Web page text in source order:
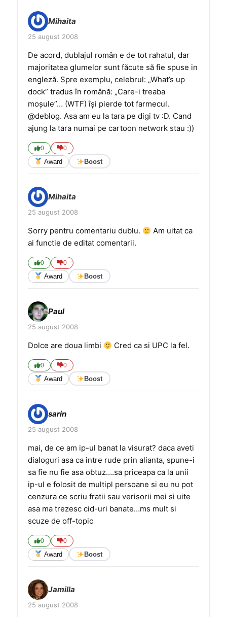
Mihaita
25 august 2008
De acord, dublajul român e de tot rahatul, dar
majoritatea glumelor sunt făcute să fie spuse in
engleză. Spre exemplu, celebrul: „What’s up
dock” tradus în română: „Care-i treaba
moşule”… (WTF) îşi pierde tot farmecul.
@deblog. Asa am eu la tara pe digi tv :D. Cand
ajung la tara numai pe cartoon network stau :))
0 0
Award Boost
Mihaita
25 august 2008
Sorry pentru comentariu dublu.
Am uitat ca
ai functie de editat comentarii.
0 0
Award Boost
Paul
25 august 2008
Dolce are doua limbi Cred ca si UPC la fel.
0 0
Award Boost
sarin
25 august 2008
mai, de ce am ip-ul banat la visurat? daca aveti
dialoguri asa ca intre rude prin alianta, spune-i
sa fie nu fie asa obtuz….sa priceapa ca la unii
ip-ul e folosit de multipl persoane si eu nu pot
cenzura ce scriu fratii sau verisorii mei si uite
asa ma trezesc cid-uri banate…ms mult si
scuze de off-topic
0 0
Award Boost
Jamilla
25 august 2008